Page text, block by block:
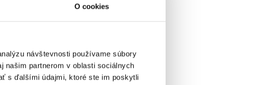
O cookies
návštevnosti používame súbory
našim partnerom v oblasti sociálnych
s ďalšími údajmi, ktoré ste im poskytli